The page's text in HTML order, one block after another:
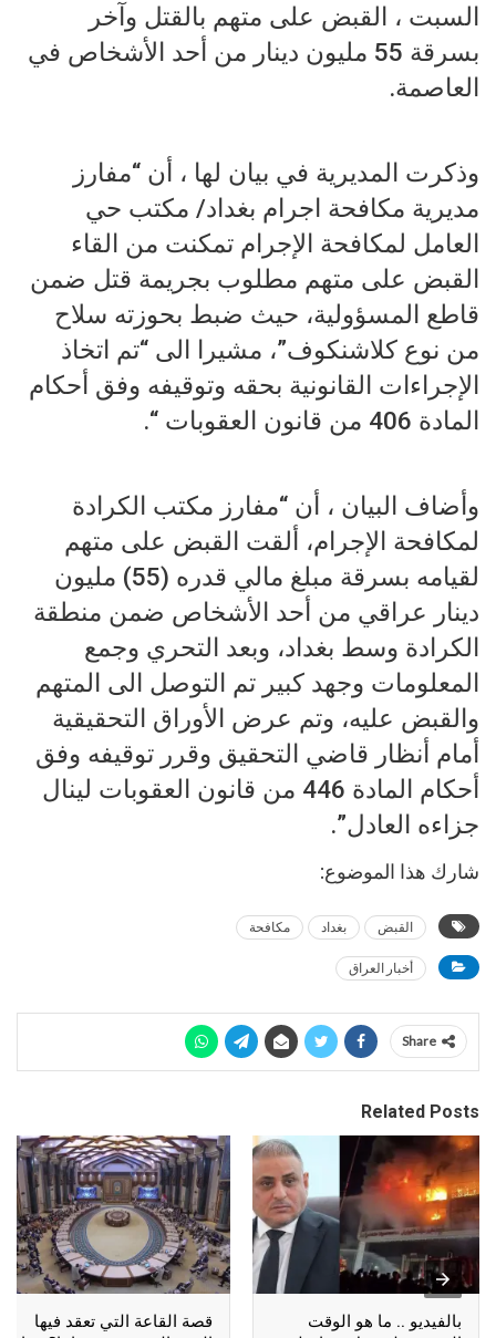
السبت ، القبض على متهم بالقتل وآخر
بسرقة 55 مليون دينار من أحد الأشخاص في
العاصمة.
وذكرت المديرية في بيان لها ، أن “مفارز
مديرية مكافحة اجرام بغداد/ مكتب حي
العامل لمكافحة الإجرام تمكنت من القاء
القبض على متهم مطلوب بجريمة قتل ضمن
قاطع المسؤولية، حيث ضبط بحوزته سلاح
من نوع كلاشنكوف”، مشيرا الى “تم اتخاذ
الإجراءات القانونية بحقه وتوقيفه وفق أحكام
المادة 406 من قانون العقوبات “.
وأضاف البيان ، أن “مفارز مكتب الكرادة
لمكافحة الإجرام، ألقت القبض على متهم
لقيامه بسرقة مبلغ مالي قدره (55) مليون
دينار عراقي من أحد الأشخاص ضمن منطقة
الكرادة وسط بغداد، وبعد التحري وجمع
المعلومات وجهد كبير تم التوصل الى المتهم
والقبض عليه، وتم عرض الأوراق التحقيقية
أمام أنظار قاضي التحقيق وقرر توقيفه وفق
أحكام المادة 446 من قانون العقوبات لينال
جزاءه العادل”.
شارك هذا الموضوع:
القبض بغداد مكافحة
أخبار العراق
Share
Related Posts
بالفيديو .. ما هو الوقت
قصة القاعة التي تعقد فيها